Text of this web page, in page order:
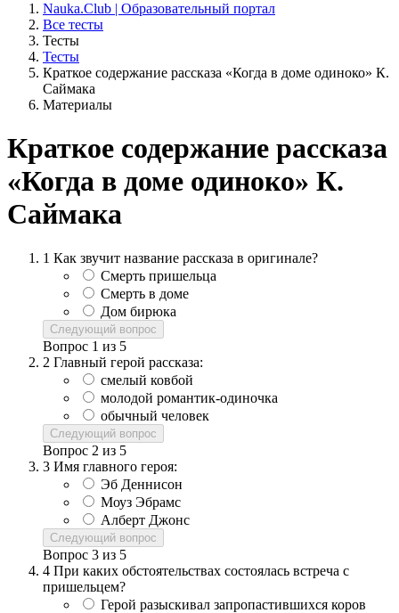
Nauka.Club | Образовательный портал
Все тесты
Тесты
Тесты
Краткое содержание рассказа «Когда в доме одиноко» К.
Саймака
Материалы
Краткое содержание рассказа
«Когда в доме одиноко» К.
Саймака
1 Как звучит название рассказа в оригинале?
Смерть пришельца
Смерть в доме
Дом бирюка
Следующий вопрос
Вопрос 1 из 5
2 Главный герой рассказа:
смелый ковбой
молодой романтик-одиночка
обычный человек
Следующий вопрос
Вопрос 2 из 5
3 Имя главного героя:
Эб Деннисон
Моуз Эбрамс
Алберт Джонс
Следующий вопрос
Вопрос 3 из 5
4 При каких обстоятельствах состоялась встреча с
пришельцем?
Герой разыскивал запропастившихся коров